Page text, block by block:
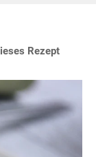
Rezept